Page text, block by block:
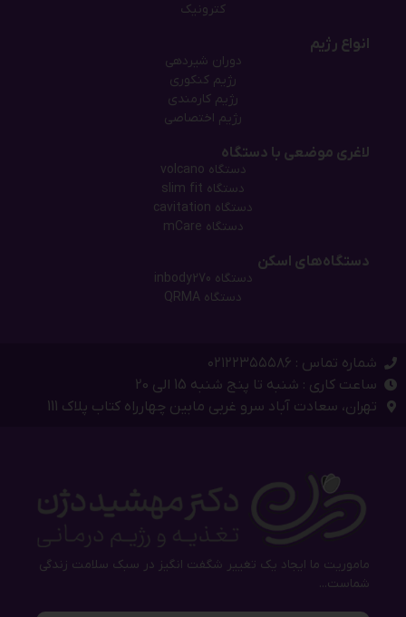
کترونیک
انواع رژیم
دوران شیردهی
رژیم کنکوری
رژیم کارمندی
رژیم اختصاصی
لاغری موضعی با دستگاه
دستگاه‌ volcano
دستگاه‌ slim fit
دستگاه cavitation
دستگاه mCare
دستگاه‌های اسکن
دستگاه inbody270
دستگاه QRMA
شماره تماس : ۰۲۱۲۲۳۵۵۵۸۶
ساعت کاری : شنبه تا پنج شنبه 15 الی 20
تهران، سعادت آباد سرو غربی مابین چهارراه کتاب پلاک 111
ماموریت ما ایجاد یک تغییر شگفت انگیز در سبک سلامت زندگی
شماست...